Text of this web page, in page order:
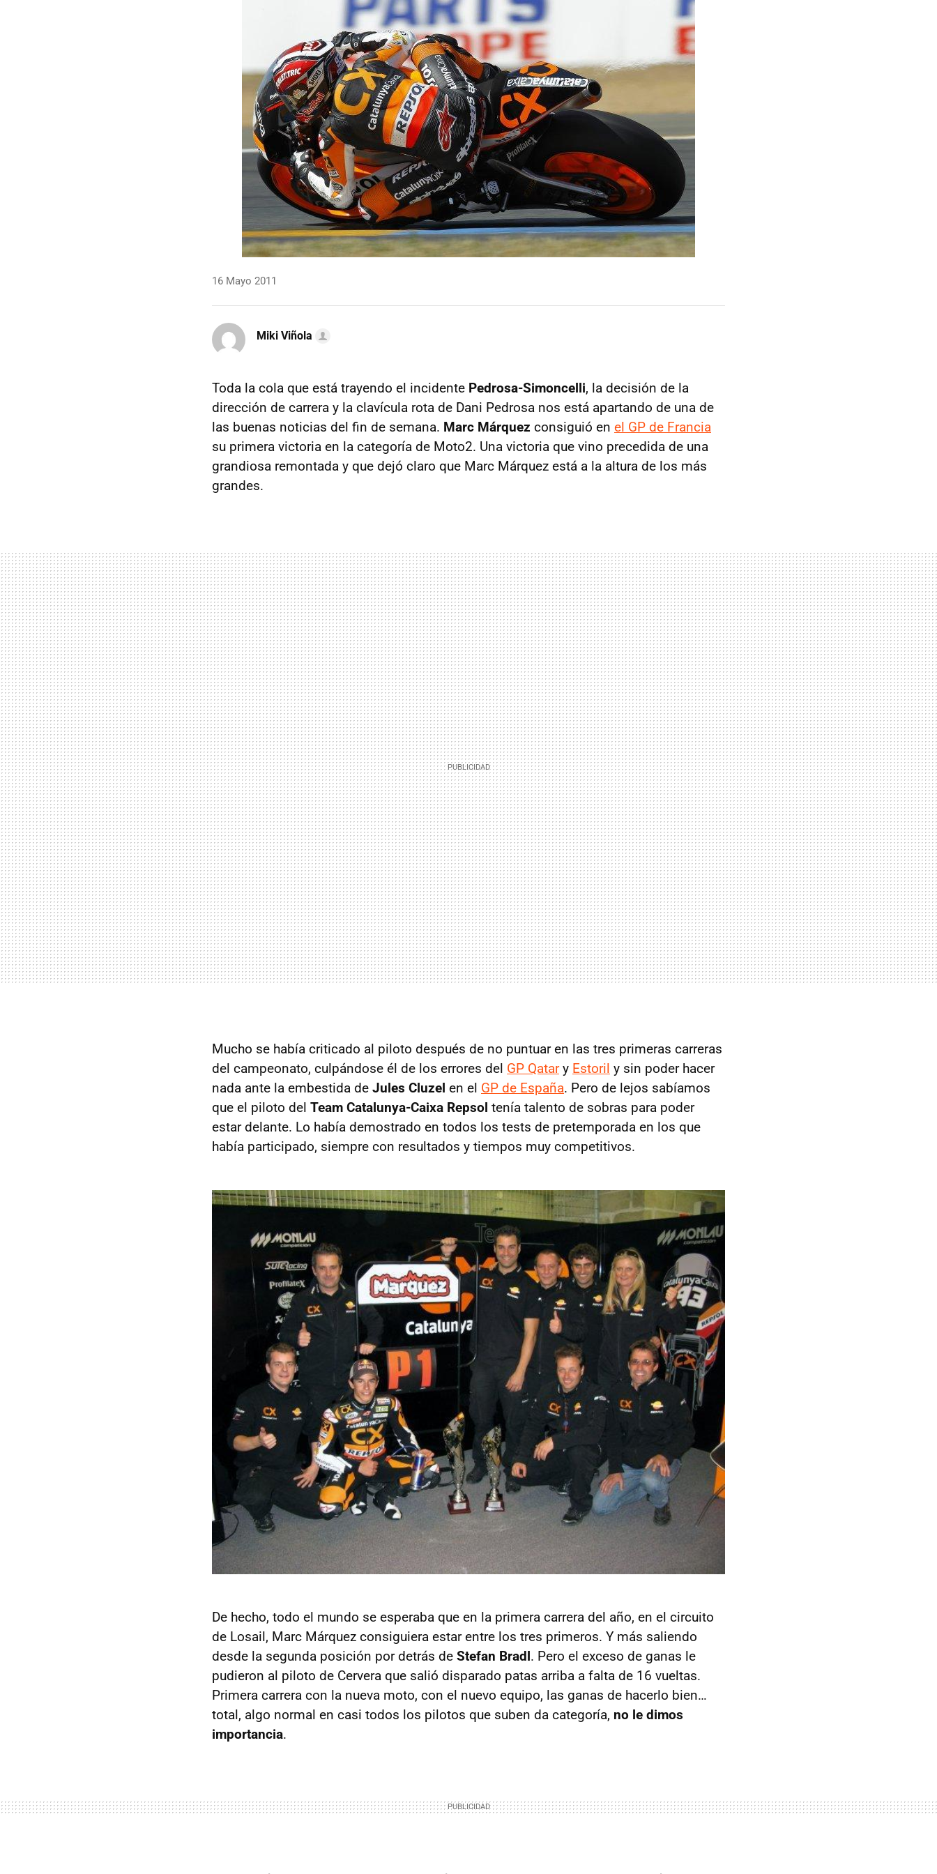
16 Mayo 2011
Miki Viñola
Toda la cola que está trayendo el incidente Pedrosa-Simoncelli, la decisión de la
dirección de carrera y la clavícula rota de Dani Pedrosa nos está apartando de una de
las buenas noticias del fin de semana. Marc Márquez consiguió en el GP de Francia
su primera victoria en la categoría de Moto2. Una victoria que vino precedida de una
grandiosa remontada y que dejó claro que Marc Márquez está a la altura de los más
grandes.
Mucho se había criticado al piloto después de no puntuar en las tres primeras carreras
del campeonato, culpándose él de los errores del GP Qatary Estoril y sin poder hacer
nada ante la embestida de Jules Cluzel en el GP de España. Pero de lejos sabíamos
que el piloto del Team Catalunya-Caixa Repsol tenía talento de sobras para poder
estar delante. Lo había demostrado en todos los tests de pretemporada en los que
había participado, siempre con resultados y tiempos muy competitivos.
De hecho, todo el mundo se esperaba que en la primera carrera del año, en el circuito
de Losail, Marc Márquez consiguiera estar entre los tres primeros. Y más saliendo
desde la segunda posición por detrás de Stefan Bradl. Pero el exceso de ganas le
pudieron al piloto de Cervera que salió disparado patas arriba a falta de 16 vueltas.
Primera carrera con la nueva moto, con el nuevo equipo, las ganas de hacerlo bien…
total, algo normal en casi todos los pilotos que suben da categoría, no le dimos
importancia.